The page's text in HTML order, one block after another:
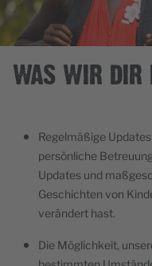
WAS WIR DIR
Regelmäßige
persönliche
Updates und
Geschichten von
verändert hast.
Die Möglichkeit,